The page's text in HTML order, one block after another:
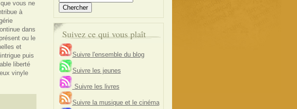
vous ne
à
dans
ou le
et
puis
liberté
vinyle
Suivez ce qui vous plaît
Suivre l'ensemble du blog
Suivre les jeunes
Suivre les livres
Suivre la musique et le cinéma